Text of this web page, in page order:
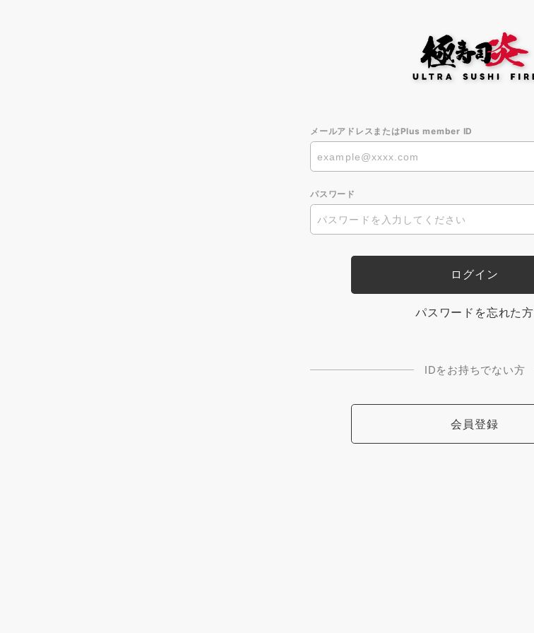
メールアドレスまたはPlus member ID
パスワード
パスワードを忘れた方
IDをお持ちでない方
会員登録